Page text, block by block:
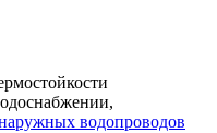
водопроводов